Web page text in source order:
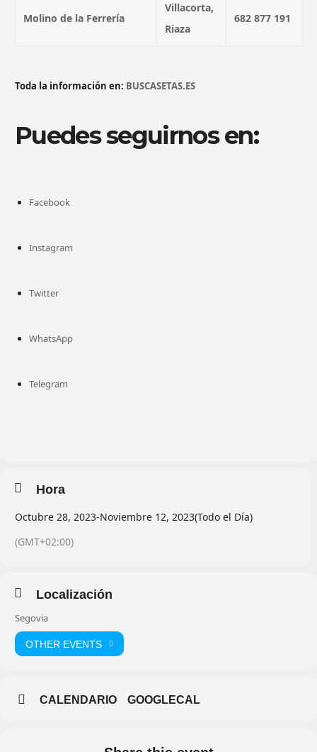
Molino de la Ferrería
Villacorta,
Riaza
682 877 191
Toda la información en: BUSCASETAS.ES
Puedes seguirnos en:
Facebook
Instagram
Twitter
WhatsApp
Telegram
Hora
Octubre 28, 2023-Noviembre 12, 2023(Todo el Día)
(GMT+02:00)
Localización
Segovia
OTHER EVENTS
CALENDARIO GOOGLECAL